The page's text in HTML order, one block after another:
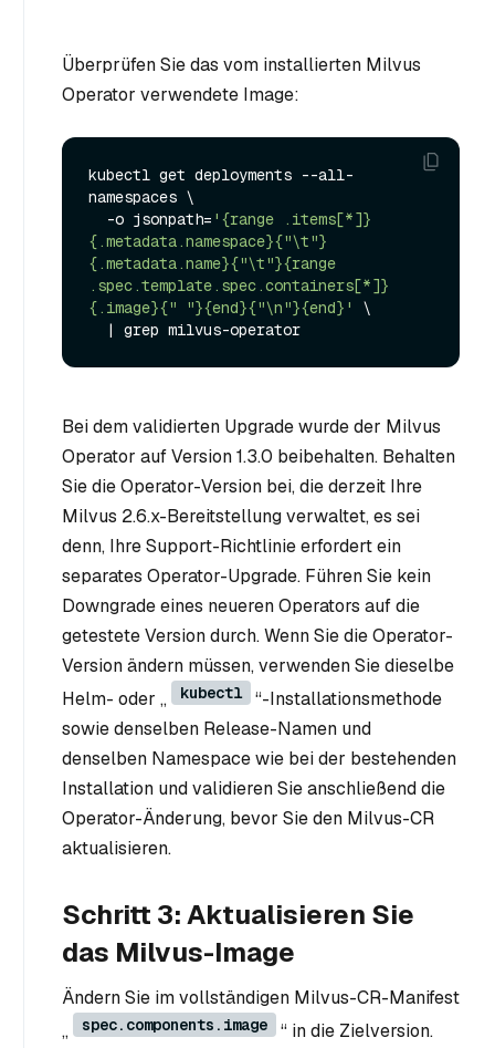
Überprüfen Sie das vom installierten Milvus
Operator verwendete Image:
kubectl get deployments --all-
namespaces \
  -o jsonpath=
'{range .items[*]}
{.metadata.namespace}{"\t"}
{.metadata.name}{"\t"}{range
.spec.template.spec.containers[*]}
{.image}{" "}{end}{"\n"}{end}'
\
Bei dem validierten Upgrade wurde der Milvus
Operator auf Version 1.3.0 beibehalten. Behalten
Sie die Operator-Version bei, die derzeit Ihre
Milvus 2.6.x-Bereitstellung verwaltet, es sei
denn, Ihre Support-Richtlinie erfordert ein
separates Operator-Upgrade. Führen Sie kein
Downgrade eines neueren Operators auf die
getestete Version durch. Wenn Sie die Operator-
Version ändern müssen, verwenden Sie dieselbe
Helm- oder „
kubectl
“-Installationsmethode
sowie denselben Release-Namen und
denselben Namespace wie bei der bestehenden
Installation und validieren Sie anschließend die
Operator-Änderung, bevor Sie den Milvus-CR
aktualisieren.
Schritt 3: Aktualisieren Sie
das Milvus-Image
Ändern Sie im vollständigen Milvus-CR-Manifest
„
spec.components.image
“ in die Zielversion.